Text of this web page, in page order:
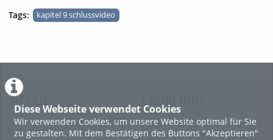
Diese Webseite verwendet Cookies
Wir verwenden Cookies, um unsere Website optimal für Sie
zu gestalten. Mit dem Bestätigen des Buttons "Akzeptieren"
Tags: kapitel 9 schlussvideo
About Legal Info
Terms and Conditions for the
Usage of this ViMP based